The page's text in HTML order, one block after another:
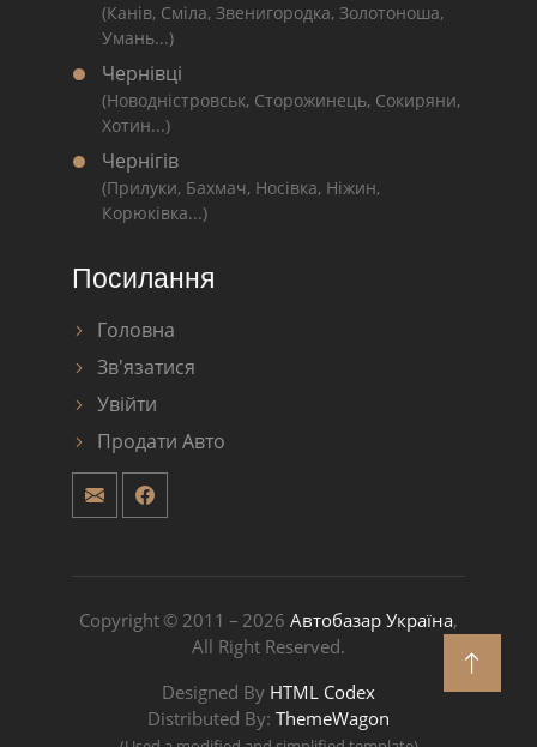
(Канів, Сміла, Звенигородка, Золотоноша,
Умань...)
Чернівці
(Новодністровськ, Сторожинець, Сокиряни,
Хотин...)
Чернігів
(Прилуки, Бахмач, Носівка, Ніжин,
Корюківка...)
Посилання
Головна
Зв'язатися
Увійти
Продати Авто
Copyright © 2011 – 2026 Автобазар Україна,
All Right Reserved.
Designed By HTML Codex
Distributed By: ThemeWagon